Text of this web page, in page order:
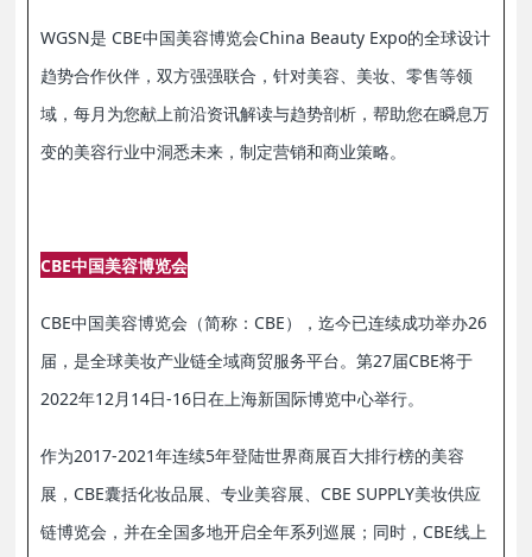
WGSN是 CBE中国美容博览会China Beauty Expo的全球设计
趋势合作伙伴，双方强强联合，针对美容、美妆、零售等领
域，每月为您献上前沿资讯解读与趋势剖析，帮助您在瞬息万
变的美容行业中洞悉未来，制定营销和商业策略。
CBE中国美容博览会
CBE中国美容博览会（简称：CBE），迄今已连续成功举办26
届，是全球美妆产业链全域商贸服务平台。第27届CBE将于
2022年12月14日-16日在上海新国际博览中心举行。
作为2017-2021年连续5年登陆世界商展百大排行榜的美容
展，CBE囊括化妆品展、专业美容展、CBE SUPPLY美妆供应
链博览会，并在全国多地开启全年系列巡展；同时，CBE线上